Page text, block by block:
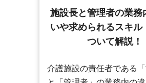
施設長と管理者の業務
いや求められるスキル
ついて解説！
介護施設の責任者である「